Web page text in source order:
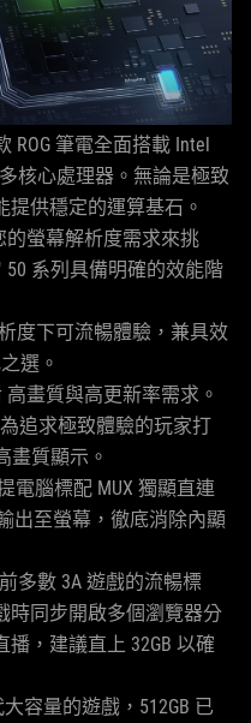
ROG 筆電全面搭載 Intel
核心處理器。無論是極致
供穩定的運算基石。
的螢幕解析度需求來挑
50 系列具備明確的效能階
析度下可流暢體驗，兼具效
選。
高畫質與高更新率需求。
為追求極致體驗的玩家打
畫質顯示。
電腦標配 MUX 獨顯直連
出至螢幕，徹底消除內顯
多數 3A 遊戲的流暢標
時同步開啟多個瀏覽器分
，建議直上 32GB 以確
容量的遊戲，512GB 已